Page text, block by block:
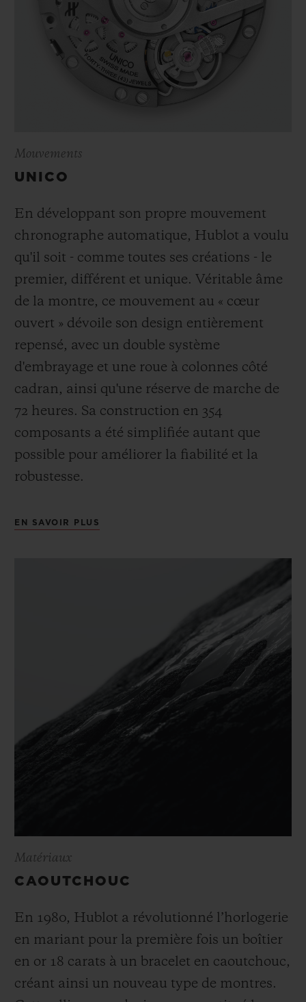
Mouvements
UNICO
En développant son propre mouvement
chronographe automatique, Hublot a voulu
qu'il soit - comme toutes ses créations - le
premier, différent et unique. Véritable âme
de la montre, ce mouvement au « cœur
ouvert » dévoile son design entièrement
repensé, avec un double système
d'embrayage et une roue à colonnes côté
cadran, ainsi qu'une réserve de marche de
72 heures. Sa construction en 354
composants a été simplifiée autant que
possible pour améliorer la fiabilité et la
robustesse.
EN SAVOIR PLUS
Matériaux
CAOUTCHOUC
En 1980, Hublot a révolutionné l’horlogerie
en mariant pour la première fois un boîtier
en or 18 carats à un bracelet en caoutchouc,
créant ainsi un nouveau type de montres.